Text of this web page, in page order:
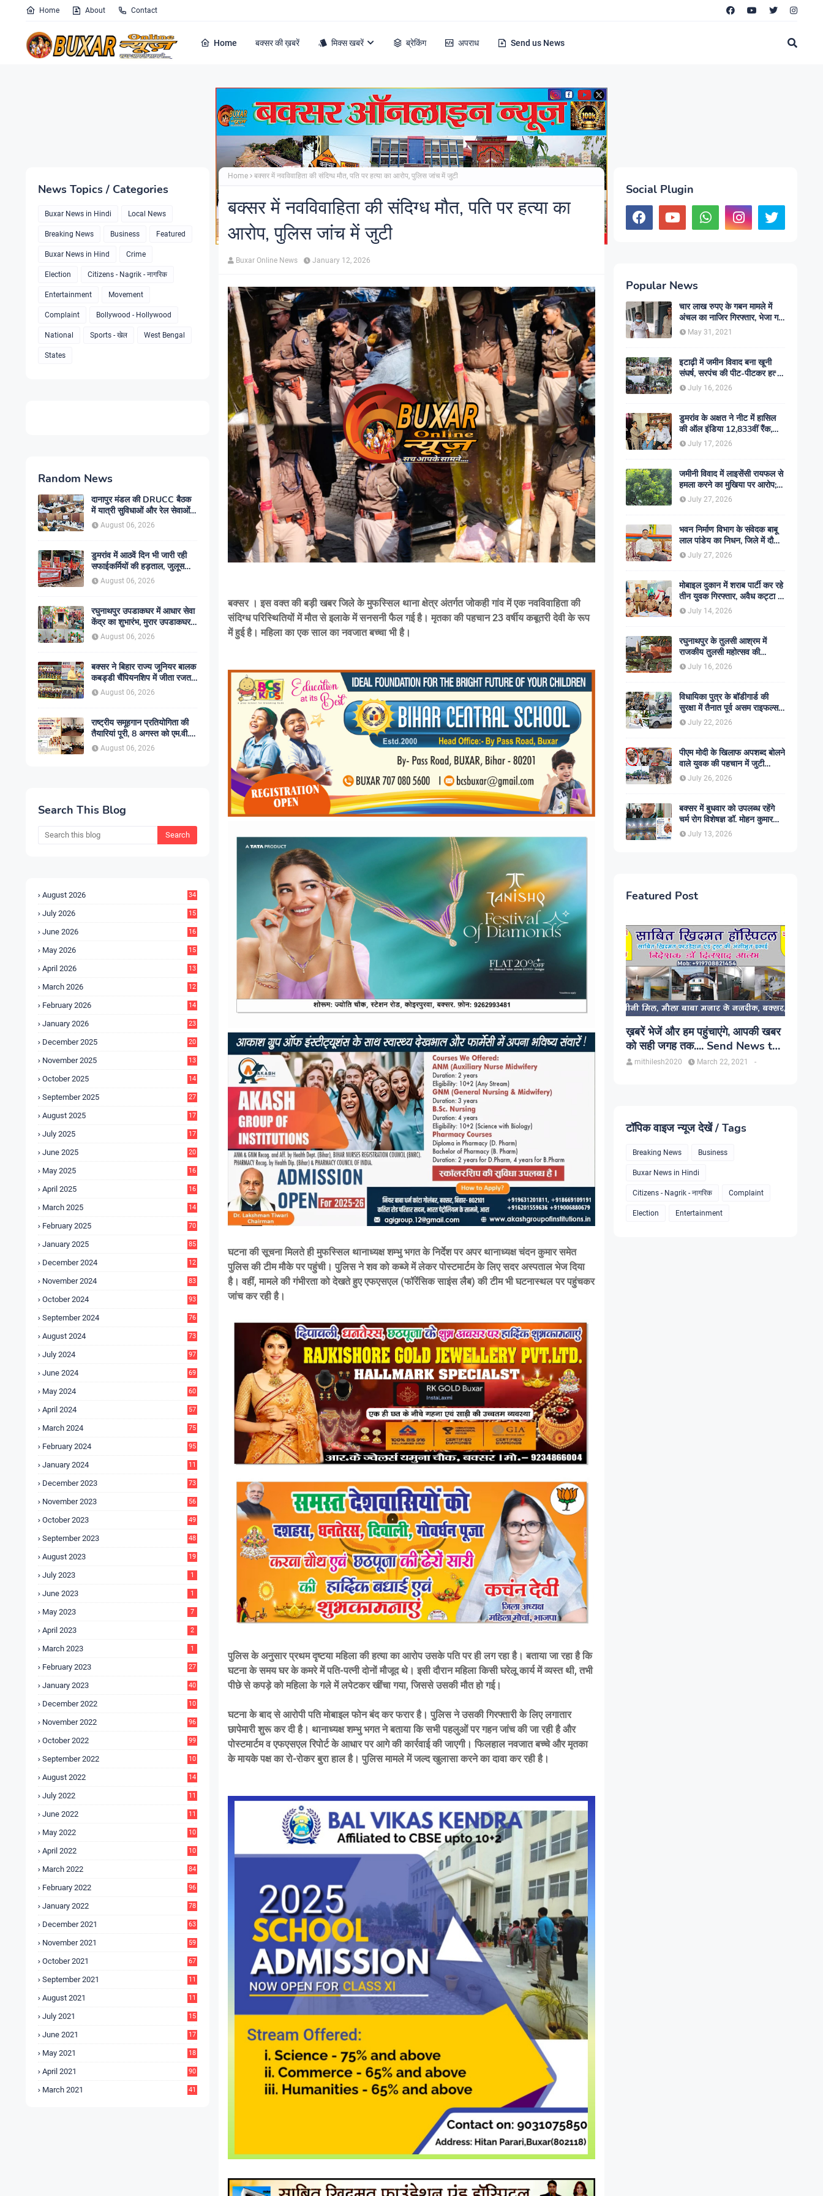
Home About Contact
Home बक्सर की ख़बरें मिक्स खबरें ब्रेकिंग अपराध Send us News
News Topics / Categories
Buxar News in Hindi Local News
Breaking News Business Featured
Buxar News in Hind Crime
Election Citizens - Nagrik - नागरिक
Entertainment Movement
Complaint Bollywood - Hollywood
National Sports - खेल West Bengal
States
Random News
दानापुर मंडल की DRUCC बैठक
में यात्री सुविधाओं और रेल सेवाओं
के विस्तार पर मंथन, अधिकारियों को
दिए गए आवश्यक निर्देश
August 06, 2026
डुमरांव में आठवें दिन भी जारी रही
सफाईकर्मियों की हड़ताल, जुलूस
निकाल सरकार के खिलाफ किया
प्रदर्शन
August 06, 2026
रघुनाथपुर उपडाकघर में आधार सेवा
केंद्र का शुभारंभ, मुरार उपडाकघर
नए भवन में हुआ स्थानांतरित
August 06, 2026
बक्सर ने बिहार राज्य जूनियर बालक
कबड्डी चैंपियनशिप में जीता रजत
पदक, रोमांचक फाइनल में सारण से
49-45 से हारा
August 06, 2026
राष्ट्रीय समूहगान प्रतियोगिता की
तैयारियां पूरी, 8 अगस्त को एम.वी.
कॉलेज में गूंजेंगे देशभक्ति के स्वर
August 06, 2026
Search This Blog
August 2026 34
July 2026
15
June 2026
16
May 2026
15
April 2026
13
March 2026
12
February 2026
14
January 2026
23
December 2025
20
November 2025
13
October 2025
14
September 2025
27
August 2025
17
July 2025
17
June 2025
20
May 2025
16
April 2025
16
March 2025
14
February 2025 70
January 2025 85
December 2024
12
November 2024 83
October 2024 93
September 2024 76
August 2024 73
July 2024 97
June 2024 69
May 2024 60
April 2024 57
March 2024 75
February 2024 95
January 2024
11
December 2023 73
November 2023 56
October 2023 49
September 2023 48
August 2023 19
July 2023 1
June 2023 1
May 2023 7
April 2023 2
March 2023 1
February 2023 27
January 2023 40
December 2022
10
November 2022 96
October 2022 99
September 2022
10
August 2022
14
July 2022
11
June 2022
11
May 2022
10
April 2022
10
March 2022 84
February 2022 96
January 2022 78
December 2021 63
November 2021 59
October 2021 67
September 2021
11
August 2021
11
July 2021
15
June 2021
17
May 2021
18
April 2021 90
March 2021 41
Home बक्सर में नवविवाहिता की संदिग्ध मौत, पति पर हत्या का आरोप, पुलिस जांच में जुटी
बक्सर में नवविवाहिता की संदिग्ध मौत, पति पर हत्या का
आरोप, पुलिस जांच में जुटी
Buxar Online News January 12, 2026
बक्सर । इस वक्त की बड़ी खबर जिले के मुफस्सिल थाना क्षेत्र अंतर्गत जोकही गांव में एक नवविवाहिता की
संदिग्ध परिस्थितियों में मौत से इलाके में सनसनी फैल गई है। मृतका की पहचान 23 वर्षीय कबूतरी देवी के रूप
में हुई है। महिला का एक साल का नवजात बच्चा भी है।
घटना की सूचना मिलते ही मुफस्सिल थानाध्यक्ष शम्भु भगत के निर्देश पर अपर थानाध्यक्ष चंदन कुमार समेत
पुलिस की टीम मौके पर पहुंची। पुलिस ने शव को कब्जे में लेकर पोस्टमार्टम के लिए सदर अस्पताल भेज दिया
है। वहीं, मामले की गंभीरता को देखते हुए एफएसएल (फॉरेंसिक साइंस लैब) की टीम भी घटनास्थल पर पहुंचकर
जांच कर रही है।
पुलिस के अनुसार प्रथम दृष्टया महिला की हत्या का आरोप उसके पति पर ही लग रहा है। बताया जा रहा है कि
घटना के समय घर के कमरे में पति-पत्नी दोनों मौजूद थे। इसी दौरान महिला किसी घरेलू कार्य में व्यस्त थी, तभी
पीछे से कपड़े को महिला के गले में लपेटकर खींचा गया, जिससे उसकी मौत हो गई।
घटना के बाद से आरोपी पति मोबाइल फोन बंद कर फरार है। पुलिस ने उसकी गिरफ्तारी के लिए लगातार
छापेमारी शुरू कर दी है। थानाध्यक्ष शम्भु भगत ने बताया कि सभी पहलुओं पर गहन जांच की जा रही है और
पोस्टमार्टम व एफएसएल रिपोर्ट के आधार पर आगे की कार्रवाई की जाएगी। फिलहाल नवजात बच्चे और मृतका
के मायके पक्ष का रो-रोकर बुरा हाल है। पुलिस मामले में जल्द खुलासा करने का दावा कर रही है।
Social Plugin
Popular News
चार लाख रुपए के गबन मामले में
अंचल का नाजिर गिरफ्तार, भेजा गया
जेल- sent jail
May 31, 2021
इटाढ़ी में जमीन विवाद बना खूनी
संघर्ष, सरपंच की पीट-पीटकर हत्या;
दो बेटे घायल, सड़क जाम
July 16, 2026
डुमरांव के अक्षत ने नीट में हासिल
की ऑल इंडिया 12,833वीं रैंक,
ऑनलाइन पढ़ाई से रचा सफलता का
इतिहास
July 17, 2026
जमीनी विवाद में लाइसेंसी रायफल से
हमला करने का मुखिया पर आरोप;
मामले की जांच में जुटी पुलिस
July 27, 2026
भवन निर्माण विभाग के संवेदक बाबू
लाल पांडेय का निधन, जिले में दौड़ी
शोक की लहर
July 27, 2026
मोबाइल दुकान में शराब पार्टी कर रहे
तीन युवक गिरफ्तार, अवैध कट्टा व
कारतूस बरामद
July 14, 2026
रघुनाथपुर के तुलसी आश्रम में
राजकीय तुलसी महोत्सव की
अनुशंसा, बीडीओ ने भेजी
सकारात्मक रिपोर्ट
July 16, 2026
विधायिका पुत्र के बॉडीगार्ड की
सुरक्षा में तैनात पूर्व असम राइफल्स
जवान की गोली मारकर हत्या,
सहकर्मी अंगरक्षक गिरफ्तार
July 22, 2026
पीएम मोदी के खिलाफ अपशब्द बोलने
वाले युवक की पहचान में जुटी
पुलिस, बक्सर एसपी ने दिए सख्त
कार्रवाई के संकेत
July 26, 2026
बक्सर में बुधवार को उपलब्ध रहेंगे
चर्म रोग विशेषज्ञ डॉ. मोहन कुमार
सिंह, प्रकाश यूरो क्लिनिक में होगा
परामर्श
July 13, 2026
Featured Post
ख़बरें भेजें और हम पहुंचाएंगे, आपकी खबर
को सही जगह तक.... Send News to
us!mithilesh2020 -
March 22, 2021
टॉपिक वाइज न्यूज देखें / Tags
Breaking News Business
Buxar News in Hindi
Citizens - Nagrik - नागरिक Complaint
Election Entertainment